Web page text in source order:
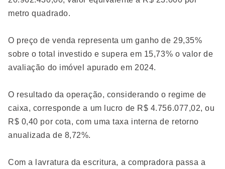
metro quadrado.
O preço de venda representa um ganho de 29,35%
sobre o total investido e supera em 15,73% o valor de
avaliação do imóvel apurado em 2024.
O resultado da operação, considerando o regime de
caixa, corresponde a um lucro de R$ 4.756.077,02, ou
R$ 0,40 por cota, com uma taxa interna de retorno
anualizada de 8,72%.
Com a lavratura da escritura, a compradora passa a